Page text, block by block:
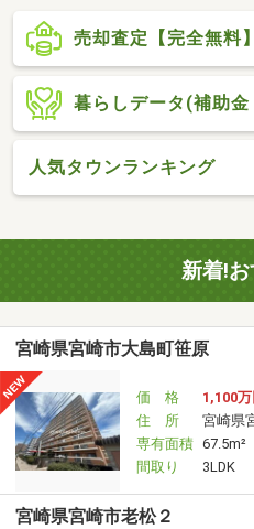
売却査定【完全無料】
暮らしデータ(補助
人気タウンランキング
新着!
宮崎県宮崎市大島町笹原
価 格
1,100万
住 所
宮崎県
専有面積 67.5m²
間取り
3LDK
宮崎県宮崎市老松２